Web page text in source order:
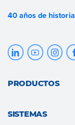
40 años de historia
PRODUCTOS
SISTEMAS